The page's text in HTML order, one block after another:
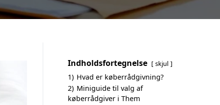
Indholdsfortegnelse skjul
1) Hvad er køberrådgivning?
2) Miniguide til valg af
køberrådgiver i Them